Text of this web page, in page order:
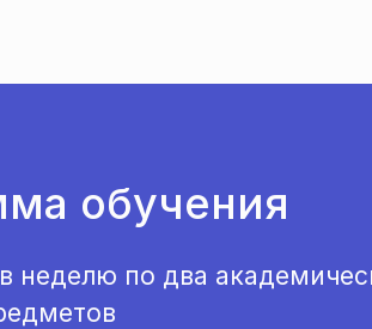
обучения
неделю по два